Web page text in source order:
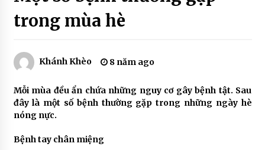
Xuất hiện vạch nâu ở bụng có phải có thai
không?
1 năm ago
Học Cao đẳng Dược cần những gì và áp dụng
trong thực tế như thế nào?
Ung thư dạ dày là gì? Làm thế nào để phát hiện
trong mùa hè
Khánh Khèo 8 năm ago
Mỗi mùa đều ẩn chứa những nguy cơ gây bệnh tật. Sau
đây là một số bệnh thường gặp trong những ngày hè
nóng nực.
Bệnh tay chân miệng